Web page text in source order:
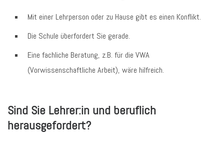
Mit einer Lehrperson oder zu Hause gibt es einen Konflikt.
Die Schule überfordert Sie gerade.
Eine fachliche Beratung, z.B. für die VWA
(Vorwissenschaftliche Arbeit), wäre hilfreich.
Sind Sie Lehrer:in und beruflich
herausgefordert?